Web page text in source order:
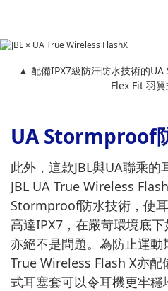
▲ 配備IPX7級防汗防水技術的
Flex Fit 羽翼
UA Stormproof
此外，這款JBL與UA聯乘的
JBL UA True Wireless
Stormproof防水技術，使
高達IPX7，在嚴苛環境底
亦絕不是問題。為防止運動
True Wireless Flash X亦
式耳塞套可以令耳機更牢